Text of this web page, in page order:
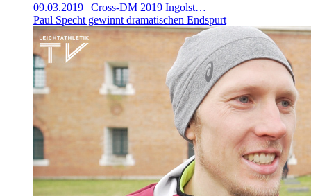
09.03.2019 | Cross-DM 2019 Ingolst…
Paul Specht gewinnt dramatischen Endspurt